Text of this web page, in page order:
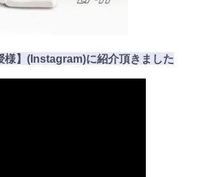
様】(Instagram)に紹介頂き ました